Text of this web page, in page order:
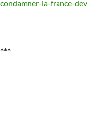
condamner-la-france-
***